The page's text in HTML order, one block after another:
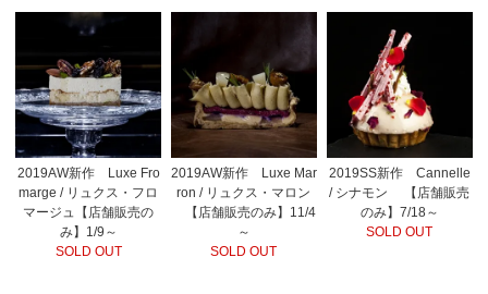
2019AW新作 Luxe Fro
marge / リュクス・フロ
マージュ【店舗販売の
み】1/9～
SOLD OUT
2019AW新作 Luxe Mar
ron / リュクス・マロン
【店舗販売のみ】11/4
～
SOLD OUT
2019SS新作 Cannelle
/ シナモン 【店舗販売
のみ】7/18～
SOLD OUT